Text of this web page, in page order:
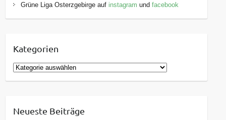
Grüne Liga Osterzgebirge auf instagram undfacebook
Kategorien
K
a
g
Neueste Beiträge